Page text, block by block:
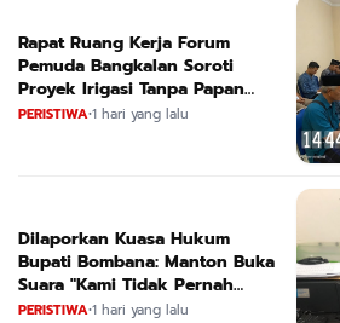
Rapat Ruang Kerja Forum
Pemuda Bangkalan Soroti
Proyek Irigasi Tanpa Papan
Nama
PERISTIWA•1 hari yang lalu
Dilaporkan Kuasa Hukum
Bupati Bombana: Manton Buka
Suara "Kami Tidak Pernah
Menutup Ruang Hak Jawab"
PERISTIWA•1 hari yang lalu